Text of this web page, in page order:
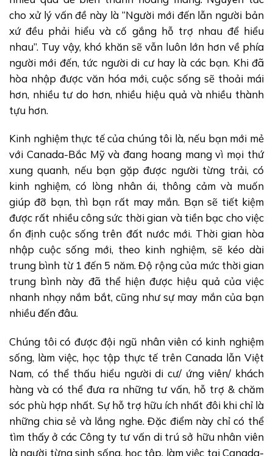
cho xử lý vấn đề này là “Người mới đến lẫn người bản
xứ đều phải hiểu và cố gắng hỗ trợ nhau để hiểu
nhau”. Tuy vậy, khó khăn sẽ vẫn luôn lớn hơn về phía
người mới đến, tức người di cư hay là các bạn. Khi đã
hòa nhập được văn hóa mới, cuộc sống sẽ thoải mái
hơn, nhiều tư do hơn, nhiều hiệu quả và nhiều thành
tựu hơn.
Kinh nghiệm thực tế của chúng tôi là, nếu bạn mới mẻ
với Canada-Bắc Mỹ và đang hoang mang vì mọi thứ
xung quanh, nếu bạn gặp được người từng trải, có
kinh nghiệm, có lòng nhân ái, thông cảm và muốn
giúp đỡ bạn, thì bạn rất may mắn. Bạn sẽ tiết kiệm
được rất nhiều công sức thời gian và tiền bạc cho việc
ổn định cuộc sống trên đất nước mới. Thời gian hòa
nhập cuộc sống mới, theo kinh nghiệm, sẽ kéo dài
trung bình từ 1 đến 5 năm. Độ rộng của mức thời gian
trung bình này đã thể hiện được hiệu quả của việc
nhanh nhạy nắm bắt, cũng như sự may mắn của bạn
nhiều đến đâu.
Chúng tôicó được đội ngũ nhân viên có kinh nghiệm
sống, làm việc, học tập thực tế trên Canada lẫn Việt
Nam, có thể thấu hiểu người di cư/ ứng viên/ khách
hàng và có thể đưa ra những tư vấn, hỗ trợ & chăm
sóc phù hợp nhất. Sự hỗ trợ hữu ích nhất đôi khi chỉ là
những chia sẻ và lắng nghe. Đặc điểm này chỉ có thể
tìm thấy ở các Công ty tư vấn di trú sở hữu nhân viên
là người từng sinh sống, học tập, làm việc tại Canada-